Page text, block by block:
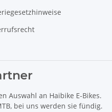
Auswahl an Haibike E-Bikes.
bei uns werden sie fündig.